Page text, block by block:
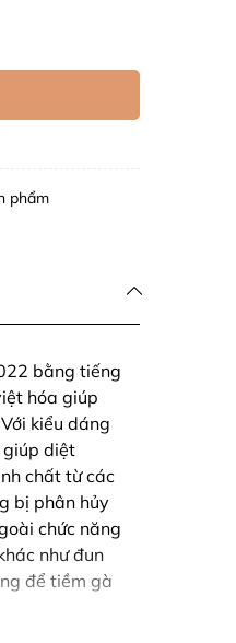
phẩm
bằng tiếng
hóa giúp
kiểu dáng
giúp diệt
chất từ các
bị phân hủy
chức năng
như đun
để tiềm gà